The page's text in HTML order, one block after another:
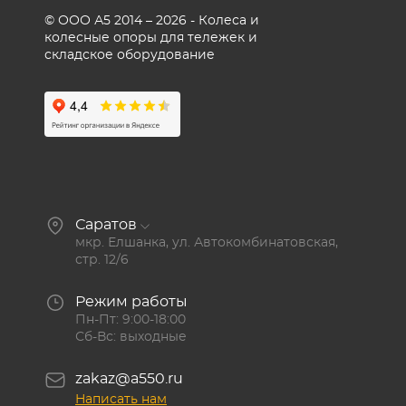
© ООО А5 2014 – 2026 - Колеса и
колесные опоры для тележек и
складское оборудование
Саратов
мкр. Елшанка, ул. Автокомбинатовская,
стр. 12/6
Режим работы
Пн-Пт: 9:00-18:00
Сб-Вс: выходные
zakaz@a550.ru
Написать нам